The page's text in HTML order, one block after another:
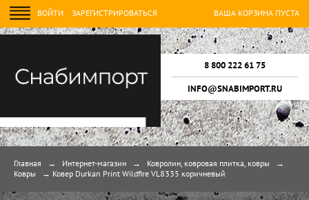
ВОЙТИ ЗАРЕГИСТРИРОВАТЬСЯ ВАША КОРЗИНА ПУСТА
8 800 222 61 75
INFO@SNABIMPORT.RU
Главная → Интернет-магазин → Ковролин, ковровая плитка, ковры
→
Ковры
→ Ковер Durkan Print Wildfire VL8335 коричневый